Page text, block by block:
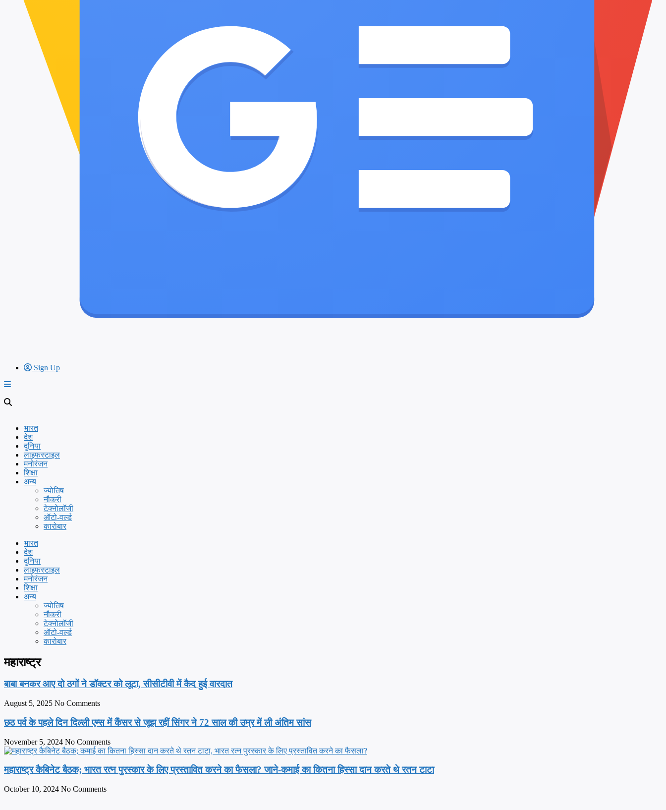
Sign Up
भारत
देश
दुनिया
लाइफस्टाइल
मनोरंजन
शिक्षा
अन्य
ज्योतिष
नौकरी
टेक्नोलॉजी
ऑटो-वर्ल्ड
कारोबार
भारत
देश
दुनिया
लाइफस्टाइल
मनोरंजन
शिक्षा
अन्य
ज्योतिष
नौकरी
टेक्नोलॉजी
ऑटो-वर्ल्ड
कारोबार
महाराष्ट्र
बाबा बनकर आए दो ठगों ने डॉक्टर को लूटा, सीसीटीवी में कैद हुई वारदात
August 5, 2025 No Comments
छठ पर्व के पहले दिन दिल्ली एम्स में कैंसर से जूझ रहीं सिंगर ने 72 साल की उम्र में ली अंतिम सांस
November 5, 2024 No Comments
महाराष्ट्र कैबिनेट बैठक; भारत रत्न पुरस्कार के लिए प्रस्तावित करने का फैसला? जाने-कमाई का कितना हिस्सा दान करते थे रतन टाटा
October 10, 2024 No Comments